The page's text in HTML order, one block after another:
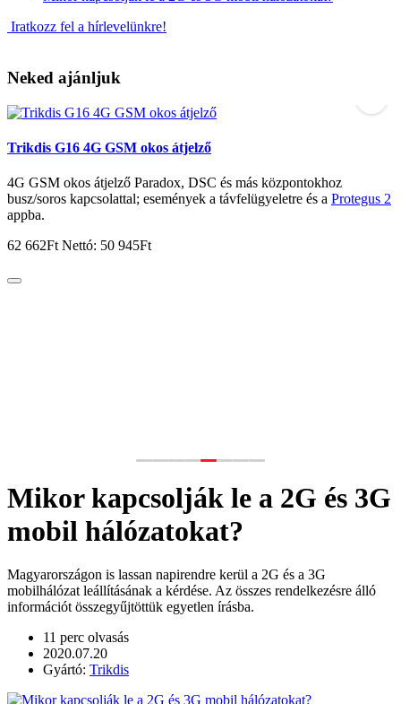
Iratkozz fel a hírlevelünkre!
Neked ajánljuk
Trikdis G16 4G GSM okos átjelző
4G GSM okos átjelző Paradox, DSC és más központokhoz
busz/soros kapcsolattal; események a távfelügyeletre és a Protegus 2
appba.
62 662Ft Nettó: 50 945Ft
Mikor kapcsolják le a 2G és 3G
mobil hálózatokat?
Magyarországon is lassan napirendre kerül a 2G és a 3G
mobilhálózat leállításának a kérdése. Az összes rendelkezésre álló
információt összegyűjtöttük egyetlen írásba.
11 perc olvasás
2020.07.20
Gyártó: Trikdis